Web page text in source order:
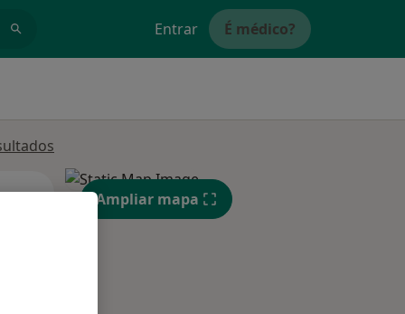
Entrar É médico?
Qua Qui, Sex,
14 Ago
Ampliar mapa